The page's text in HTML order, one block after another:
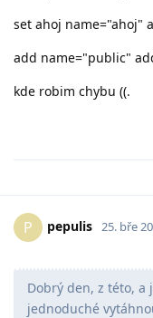
set ahoj name="ahoj"
add name="public"
kde robim chybu ((.
P pepulis 25. bře
Dobrý den, z této,
jednoduché